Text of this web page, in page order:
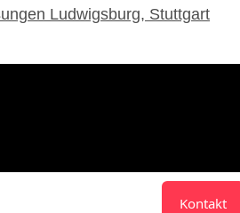
Ludwigsburg, Stuttgart
Kontakt